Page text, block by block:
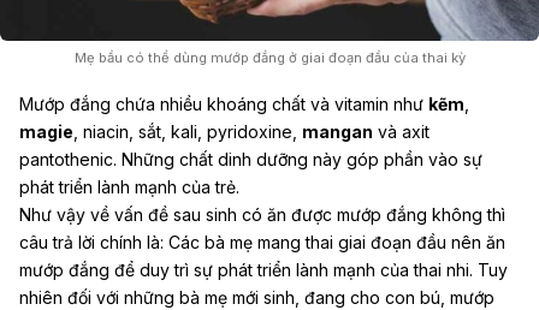
Mẹ bầu có thể dùng mướp đắng ở giai đoạn đầu của thai kỳ
Mướp đắng chứa nhiều khoáng chất và vitamin như kẽm
magie , niacin, sắt, kali, pyridoxine, mangan và axit
pantothenic. Những chất dinh dưỡng này góp phần vào sự
phát triển lành mạnh của trẻ.
Như vậy về vấn đề sau sinh có ăn được mướp đắng không thì
câu trả lời chính là: Các bà mẹ mang thai giai đoạn đầu nên ăn
mướp đắng để duy trì sự phát triển lành mạnh của thai nhi. Tuy
nhiên đối với những bà mẹ mới sinh, đang cho con bú, mướp